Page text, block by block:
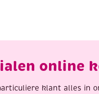
online
klant alles in